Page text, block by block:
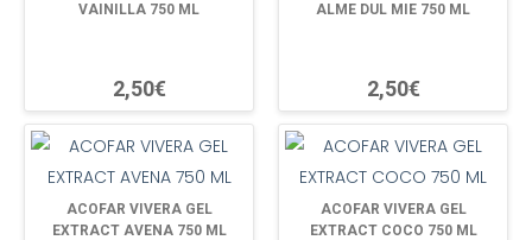
VAINILLA 750 ML
2,50€
ALME DUL MIE 750 ML
2,50€
ACOFAR VIVERA GEL
EXTRACT AVENA 750 ML
ACOFAR VIVERA GEL
EXTRACT COCO 750 ML